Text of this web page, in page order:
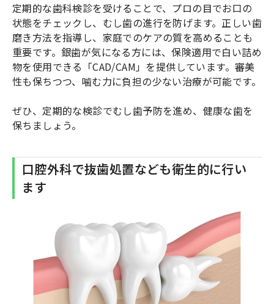
定期的な歯科検診を受けることで、プロの目でお口の
状態をチェックし、むし歯の進行を防げます。正しい歯
磨き方法を指導し、家庭でのケアの質を高めることも
重要です。銀歯が気になる方には、保険適用で白い詰め
物を使用できる「CAD/CAM」を提供しています。審美
性も保ちつつ、噛む力に負担の少ない治療が可能です。
ぜひ、定期的な検診でむし歯予防を進め、健康な歯を
保ちましょう。
口腔外科で抜歯処置なども衛生的に行い
ます